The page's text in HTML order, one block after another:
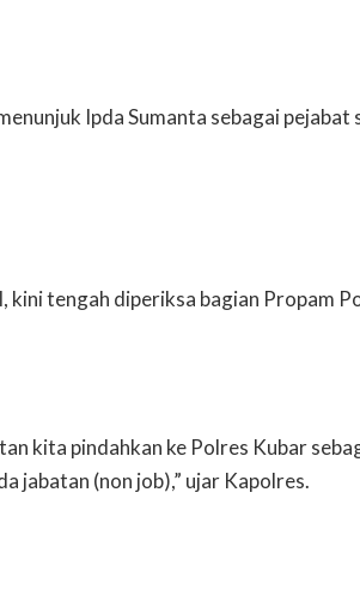
Ipda Sumanta sebagai
kini tengah diperiksa bagian Propam
kita pindahkan ke Polres Kubar
jabatan (non job),” ujar Kapolres.